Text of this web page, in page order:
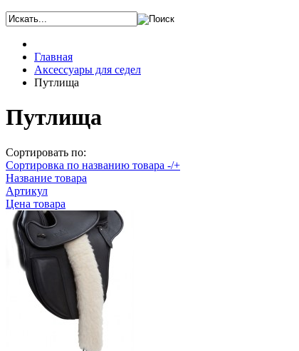
Главная
Аксессуары для седел
Путлища
Путлища
Сортировать по:
Сортировка по названию товара -/+
Название товара
Артикул
Цена товара